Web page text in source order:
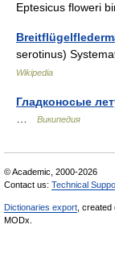
Eptesicus floweri
serotinus)
Wikipedia
Гладконосые
Википедия
© Academic, 2000-2026
Contact us: Technical
Dictionaries export , created
MODx.